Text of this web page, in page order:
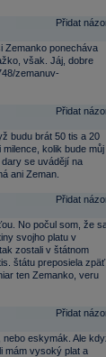
Přidat
Zemanko ponecháva
však. Jáj, dobre
zemanuv-
Přidat
budu brát 50 tis a 20
kolik bude můj
se uvádějí na
ani Zeman.
Přidat
No počul som, že
svojho platu v
zostali v štátnom
štátu preposiela zpäť,
ten Zemanko, veru
Přidat
eskymák. Ale
mám vysoký plat a